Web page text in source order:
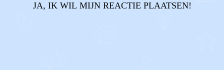
JA, IK WIL MIJN REACTIE PLAATSEN!